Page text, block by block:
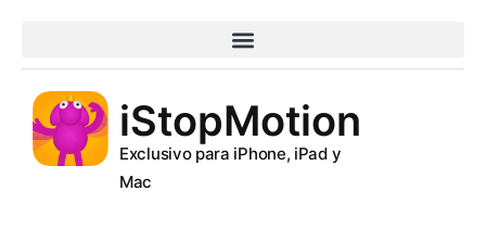
iStopMotion
Exclusivo para iPhone, iPad y
Mac